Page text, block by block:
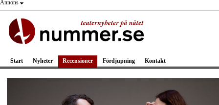
Annons
Start Nyheter Recensioner Fördjupning Kontakt